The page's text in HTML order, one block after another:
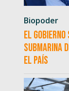
Biopoder
El
submarina
el país